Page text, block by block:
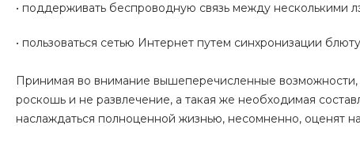
• поддерживать беспроводную связь между несколькими
• пользоваться сетью Интернет путем синхронизации
Принимая во внимание вышеперечисленные возможности,
роскошь и не развлечение, а такая же необходимая
наслаждаться полноценной жизнью, несомненно, оценят